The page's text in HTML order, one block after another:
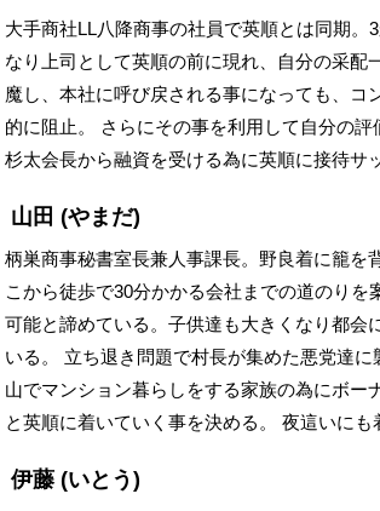
大手商社LL八降商事の社員で英順とは同期
なり上司として英順の前に現れ、自分の采
魔し、本社に呼び戻される事になっても、
的に阻止。 さらにその事を利用して自分の
杉太会長から融資を受ける為に英順に接待サ
山田 (やまだ)
柄巣商事秘書室長兼人事課長。野良着に籠を
こから徒歩で30分かかる会社までの道のり
可能と諦めている。子供達も大きくなり都会
いる。 立ち退き問題で村長が集めた悪党達
山でマンション暮らしをする家族の為にボ
と英順に着いていく事を決める。 夜這いにも
伊藤 (いとう)